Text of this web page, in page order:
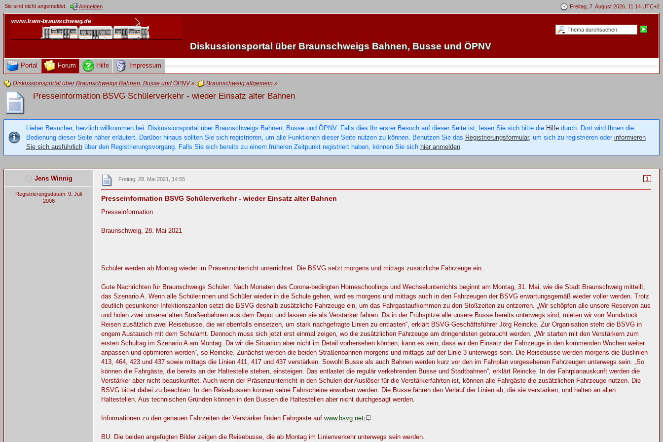
Freitag, 7. August 2026, 11:14 UTC+2
Sie sind nicht angemeldet. Anmelden
Diskussionsportal über Braunschweigs Bahnen, Busse und ÖPNV
Portal Forum Hilfe Impressum
Diskussionsportal über Braunschweigs Bahnen, Busse und ÖPNV» Braunschweig allgemein »
Presseinformation BSVG Schülerverkehr - wieder Einsatz alter Bahnen
Lieber Besucher, herzlich willkommen bei: Diskussionsportal über Braunschweigs Bahnen, Busse und ÖPNV. Falls dies Ihr erster Besuch auf dieser Seite ist, lesen Sie sich bitte die Hilfedurch. Dort wird Ihnen die
Bedienung dieser Seite näher erläutert. Darüber hinaus sollten Sie sich registrieren, um alle Funktionen dieser Seite nutzen zu können. Benutzen Sie das Registrierungsformular, um sich zu registrieren oder informieren
Sie sich ausführlichüber den Registrierungsvorgang. Falls Sie sich bereits zu einem früheren Zeitpunkt registriert haben, können Sie sich hier anmelden.
Jens Winnig
Registrierungsdatum: 9. Juli
2006
1
Freitag, 28. Mai 2021, 14:55
Presseinformation BSVG Schülerverkehr - wieder Einsatz alter Bahnen
Presseinformation
Braunschweig, 28. Mai 2021
Schüler werden ab Montag wieder im Präsenzunterricht unterrichtet. Die BSVG setzt morgens und mittags zusätzliche Fahrzeuge ein.
Gute Nachrichten für Braunschweigs Schüler: Nach Monaten des Corona-bedingten Homeschoolings und Wechselunterrichts beginnt am Montag, 31. Mai, wie die Stadt Braunschweig mitteilt,
das Szenario A. Wenn alle Schülerinnen und Schüler wieder in die Schule gehen, wird es morgens und mittags auch in den Fahrzeugen der BSVG erwartungsgemäß wieder voller werden. Trotz
deutlich gesunkener Infektionszahlen setzt die BSVG deshalb zusätzliche Fahrzeuge ein, um das Fahrgastaufkommen zu den Stoßzeiten zu entzerren. „Wir schöpfen alle unsere Reserven aus
und holen zwei unserer alten Straßenbahnen aus dem Depot und lassen sie als Verstärker fahren. Da in der Frühspitze alle unsere Busse bereits unterwegs sind, mieten wir von Mundstock
Reisen zusätzlich zwei Reisebusse, die wir ebenfalls einsetzen, um stark nachgefragte Linien zu entlasten“, erklärt BSVG-Geschäftsführer Jörg Reincke. Zur Organisation steht die BSVG in
engem Austausch mit dem Schulamt. Dennoch muss sich jetzt erst einmal zeigen, wo die zusätzlichen Fahrzeuge am dringendsten gebraucht werden. „Wir starten mit den Verstärkern zum
ersten Schultag im Szenario A am Montag. Da wir die Situation aber nicht im Detail vorhersehen können, kann es sein, dass wir den Einsatz der Fahrzeuge in den kommenden Wochen weiter
anpassen und optimieren werden“, so Reincke. Zunächst werden die beiden Straßenbahnen morgens und mittags auf der Linie 3 unterwegs sein. Die Reisebusse werden morgens die Buslinien
413, 464, 423 und 437 sowie mittags die Linien 411, 417 und 437 verstärken. Sowohl Busse als auch Bahnen werden kurz vor den im Fahrplan vorgesehenen Fahrzeugen unterwegs sein. „So
können die Fahrgäste, die bereits an der Haltestelle stehen, einsteigen. Das entlastet die regulär verkehrenden Busse und Stadtbahnen“, erklärt Reincke. In der Fahrplanauskunft werden die
Verstärker aber nicht beauskunftet. Auch wenn der Präsenzunterricht in den Schulen der Auslöser für die Verstärkerfahrten ist, können alle Fahrgäste die zusätzlichen Fahrzeuge nutzen. Die
BSVG bittet dabei zu beachten: In den Reisebussen können keine Fahrscheine erworben werden. Die Busse fahren den Verlauf der Linien ab, die sie verstärken, und halten an allen
Haltestellen. Aus technischen Gründen können in den Bussen die Haltestellen aber nicht durchgesagt werden.
Informationen zu den genauen Fahrzeiten der Verstärker finden Fahrgäste auf www.bsvg.net .
BU: Die beiden angefügten Bilder zeigen die Reisebusse, die ab Montag im Linienverkehr unterwegs sein werden.